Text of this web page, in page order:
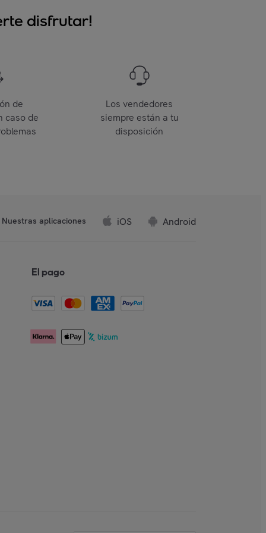
disfrutar!
de
caso de
Los vendedores
siempre están a tu
disposición
Nuestras aplicaciones iOS Android
El pago